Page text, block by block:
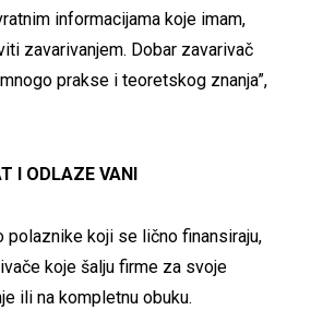
informacijama koje imam,
zavarivanjem. Dobar zavarivač
prakse i teoretskog znanja”,
I ODLAZE VANI
polaznike koji se lično finansiraju,
koje šalju firme za svoje
ili na kompletnu obuku.